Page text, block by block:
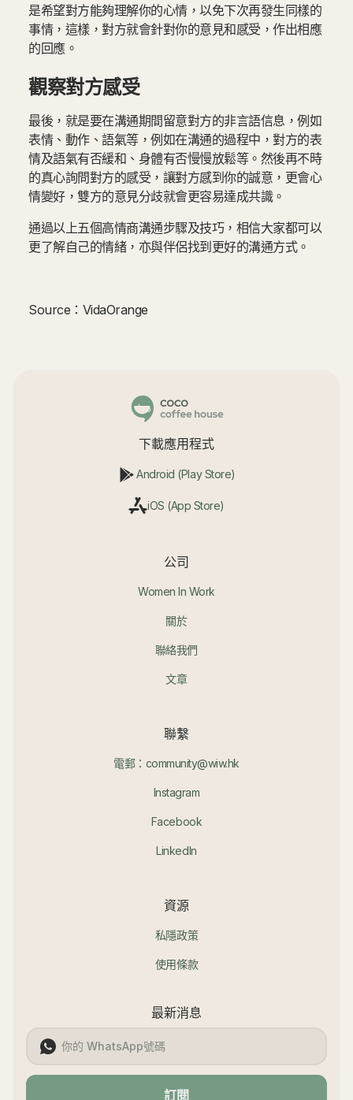
是希望對方能夠理解你的心情，以免下次再發生同樣的
事情，這樣，對方就會針對你的意見和感受，作出相應
的回應。
觀察對方感受
最後，就是要在溝通期間留意對方的非言語信息，例如
表情、動作、語氣等，例如在溝通的過程中，對方的表
情及語氣有否緩和、身體有否慢慢放鬆等。然後再不時
的真心詢問對方的感受，讓對方感到你的誠意，更會心
情變好，雙方的意見分歧就會更容易達成共識。
通過以上五個高情商溝通步驟及技巧，相信大家都可以
更了解自己的情緒，亦與伴侶找到更好的溝通方式。
Source：VidaOrange
下載應用程式
Android (Play Store)
iOS (App Store)
公司
Women In Work
關於
聯絡我們
文章
聯繫
電郵：community@wiw.hk
Instagram
Facebook
LinkedIn
資源
私隱政策
使用條款
最新消息
訂閱